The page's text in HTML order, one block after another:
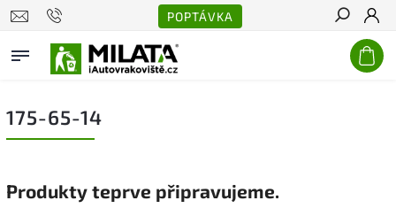
POPTÁVKA
Hledat
175-65-14
Produkty teprve připravujeme.